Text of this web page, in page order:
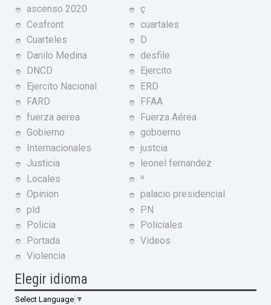
ascenso 2020
ç
Cesfront
cuartales
Cuarteles
D
Danilo Medina
desfile
DNCD
Ejercito
Ejercito Nacional
ERD
FARD
FFAA
fuerza aerea
Fuerza Aérea
Gobierno
goboerno
Internacionales
justcia
Justicia
leonel fernandez
Locales
º
Opinion
palacio presidencial
pld
PN
Policia
Policiales
Portada
Videos
Violencia
Elegir idioma
Select Language ▼